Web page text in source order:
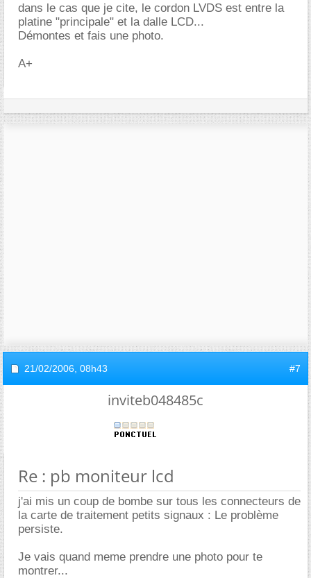
dans le cas que je cite, le cordon LVDS est entre la
platine "principale" et la dalle LCD...
Démontes et fais une photo.
A+
21/02/2006, 08h43 #7
inviteb048485c
Re : pb moniteur lcd
j'ai mis un coup de bombe sur tous les connecteurs de
la carte de traitement petits signaux : Le problème
persiste.
Je vais quand meme prendre une photo pour te
montrer...